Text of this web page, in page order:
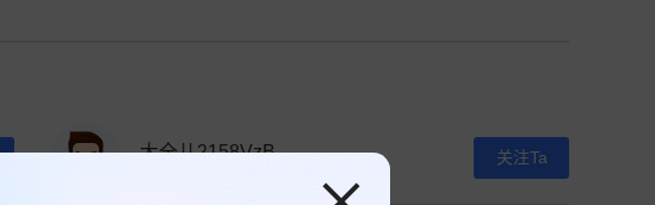
大全儿2158VzB 关注Ta